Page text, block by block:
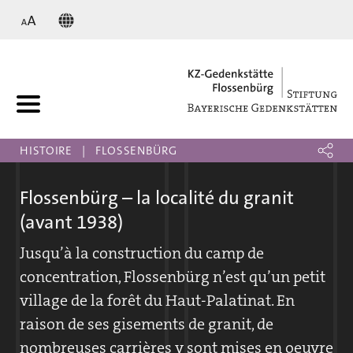
HISTOIRE FLOSSENBÜRG
Flossenbürg – la localité du granit
(avant 1938)
Jusqu’à la construction du camp de
concentration, Flossenbürg n’est qu’un petit
village de la forêt du Haut-Palatinat. En
raison de ses gisements de granit, de
nombreuses carrières y sont mises en oeuvre